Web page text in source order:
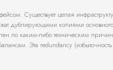
Существует целая
дублирующими копиями основного
по каким-либо техническим
Эта redundancy